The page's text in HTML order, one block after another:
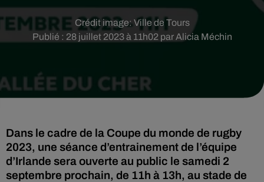
Publié : 28 juillet 2023 à 11h02 par Alicia Méchin
Crédit image:Ville de Tours
Dans le cadre de la Coupe du monde de rugby
2023, une séance d’entrainement de l’équipe
d’Irlande sera ouverte au public le samedi 2
septembre prochain, de 11h à 13h, au stade de